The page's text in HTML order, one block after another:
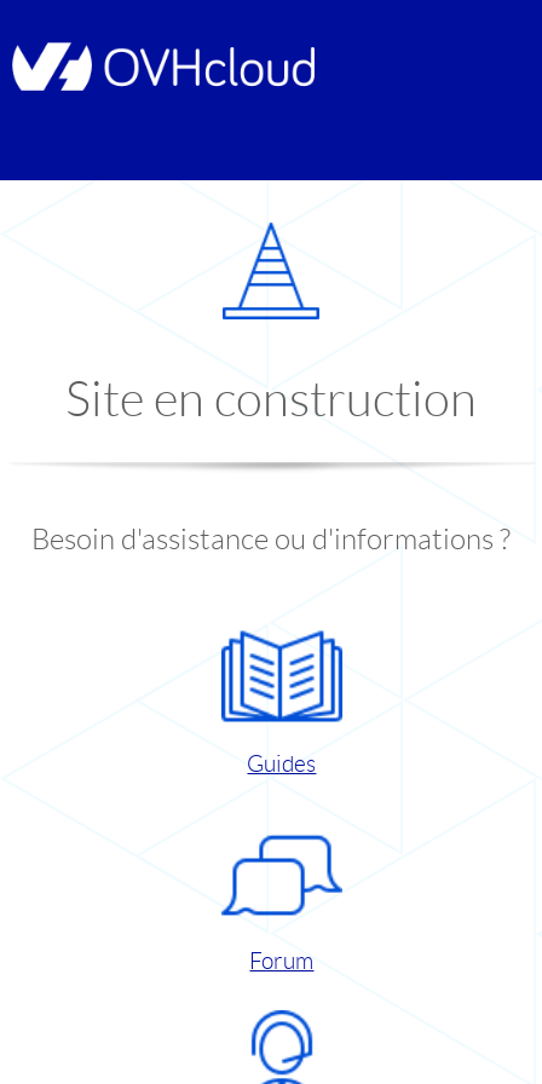
Site en construction
Besoin d'assistance ou d'informations ?
Guides
Forum